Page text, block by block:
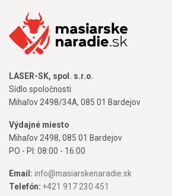
LASER-SK, spol. s.r.o.
Sídlo spoločnosti:
Mihaľov 2498/34A, 085 01 Bardejov
Výdajné miesto
Mihaľov 2498, 085 01 Bardejov
PO - PI: 08:00 - 16:00
Email: info@masiarskenaradie.sk
Telefón: +421 917 230 451